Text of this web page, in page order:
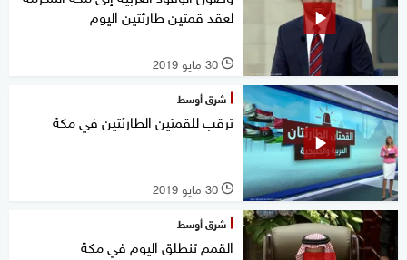
لعقد قمتين طارئتين اليوم
l 30 مايو 2019
شرق أوسط
ترقب للقمتين الطارئتين في مكة
l 30 مايو 2019
شرق أوسط
القمم تنطلق اليوم في مكة